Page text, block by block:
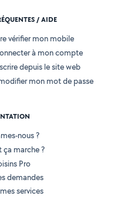
/ AIDE
vérifier mon mobile
à mon compte
depuis le site web
mon mot de passe
nous ?
marche ?
Pro
demandes
services